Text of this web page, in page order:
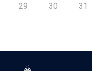
29 30 31